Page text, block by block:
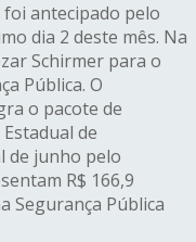
antecipado pelo
dia 2 deste mês. Na
Schirmer para o
Pública. O
o pacote de
de
de junho pelo
R$ 166,9
Segurança Pública